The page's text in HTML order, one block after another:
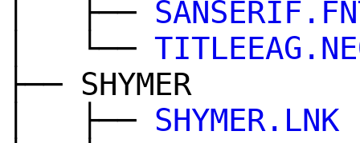
│ ├──
│ └──
├── SHYMER
│ ├── SHYMER.LNK